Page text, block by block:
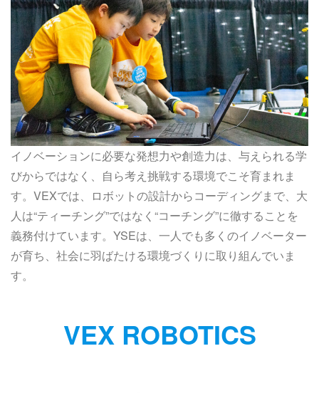
イノベーションに必要な発想力や創造力は、与えられる学
びからではなく、自ら考え挑戦する環境でこそ育まれま
す。VEXでは、ロボットの設計からコーディングまで、大
人は“ティーチング”ではなく“コーチング”に徹することを
義務付けています。YSEは、一人でも多くのイノベーター
が育ち、社会に羽ばたける環境づくりに取り組んでいま
す。
VEX ROBOTICS